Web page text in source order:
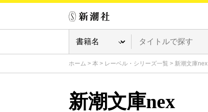
ホーム > 本 > レーベル・シリーズ一覧 > 新潮文庫nex
新潮文庫nex